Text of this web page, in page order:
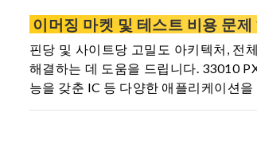
이머징 마켓 및 테스트 비용 문제
핀당 및 사이트당 고밀도 아키텍처, 전
해결하는 데 도움을 드립니다. 33010
능을 갖춘 IC 등 다양한 애플리케이션